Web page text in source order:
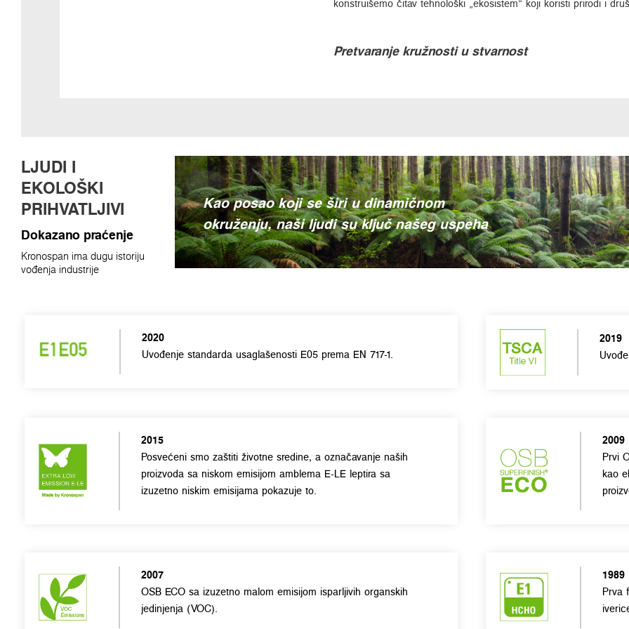
konstruišemo čitav tehnološki „ekosistem“ koji koristi prirodi i
Pretvaranje kružnosti u stvarnost
LJUDI I
EKOLOŠKI
PRIHVATLJIVI
Dokazano praćenje
Kronospan ima dugu istoriju
vođenja industrije
Kao posao koji se širi u dinamičnom
okruženju, naši ljudi su ključ našeg uspeha
2020
Uvođenje standarda usaglašenosti E05 prema EN 717-1.
2019
2015
Posvećeni smo zaštiti životne sredine, a označavanje naših
proizvoda sa niskom emisijom amblema E-LE leptira sa
izuzetno niskim emisijama pokazuje to.
2009
Prvi
kao
2007
OSB ECO sa izuzetno malom emisijom isparljivih organskih
jedinjenja (VOC).
1989
Prva